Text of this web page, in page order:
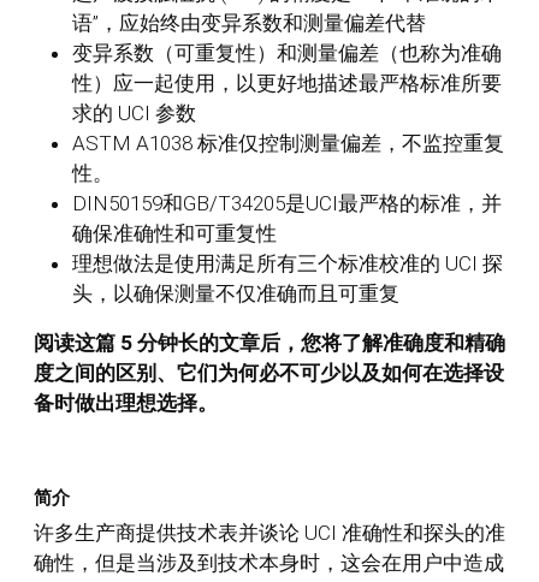
语”，应始终由变异系数和测量偏差代替
变异系数（可重复性）和测量偏差（也称为准确
性）应一起使用，以更好地描述最严格标准所要
求的 UCI 参数
ASTM A1038 标准仅控制测量偏差，不监控重复
性。
DIN50159和GB/T34205是UCI最严格的标准，并
确保准确性和可重复性
理想做法是使用满足所有三个标准校准的 UCI 探
头，以确保测量不仅准确而且可重复
阅读这篇 5 分钟长的文章后，您将了解准确度和精确
度之间的区别、它们为何必不可少以及如何在选择设
备时做出理想选择。
简介
许多生产商提供技术表并谈论 UCI 准确性和探头的准
确性，但是当涉及到技术本身时，这会在用户中造成